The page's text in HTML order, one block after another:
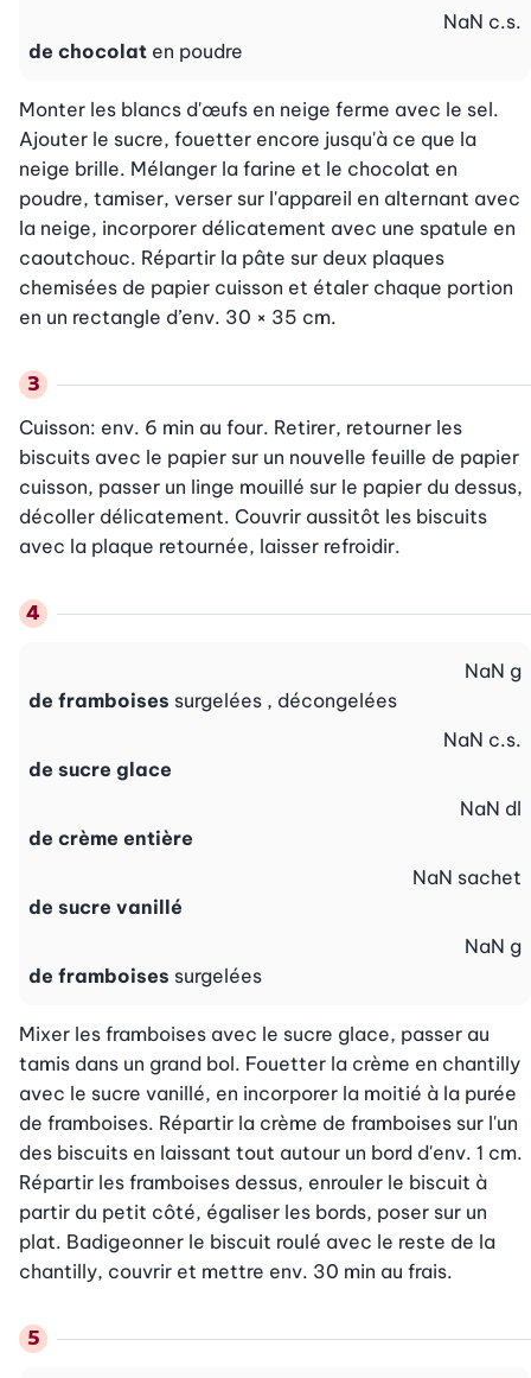
de chocolat en poudre
NaN c.s.
Monter les blancs d'œufs en neige ferme avec le sel.
Ajouter le sucre, fouetter encore jusqu'à ce que la
neige brille. Mélanger la farine et le chocolat en
poudre, tamiser, verser sur l'appareil en alternant avec
la neige, incorporer délicatement avec une spatule en
caoutchouc. Répartir la pâte sur deux plaques
chemisées de papier cuisson et étaler chaque portion
en un rectangle d’env. 30 × 35 cm.
Cuisson: env. 6 min au four. Retirer, retourner les
biscuits avec le papier sur un nouvelle feuille de papier
cuisson, passer un linge mouillé sur le papier du dessus,
décoller délicatement. Couvrir aussitôt les biscuits
avec la plaque retournée, laisser refroidir.
de framboises surgelées , décongelées
NaN g
de sucre glace
NaN c.s.
de crème entière
NaN dl
de sucre vanillé
NaN sachet
de framboises surgelées
NaN g
Mixer les framboises avec le sucre glace, passer au
tamis dans un grand bol. Fouetter la crème en chantilly
avec le sucre vanillé, en incorporer la moitié à la purée
de framboises. Répartir la crème de framboises sur l'un
des biscuits en laissant tout autour un bord d'env. 1 cm.
Répartir les framboises dessus, enrouler le biscuit à
partir du petit côté, égaliser les bords, poser sur un
plat. Badigeonner le biscuit roulé avec le reste de la
chantilly, couvrir et mettre env. 30 min au frais.